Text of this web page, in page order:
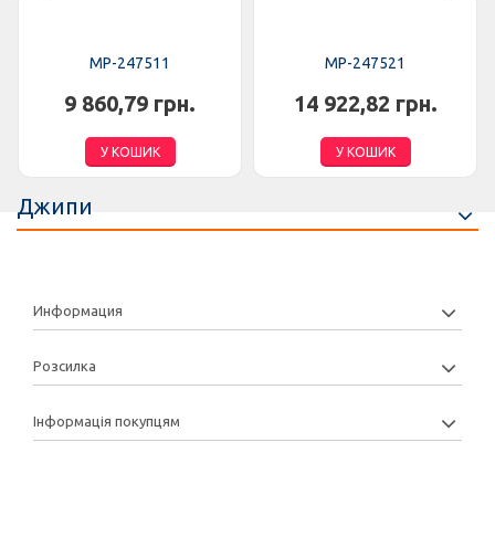
MP-247511
9 860,79 грн.
У КОШИК
MP-247521
14 922,82 грн.
У КОШИК
Джипи
Информация
Розсилка
Інформація покупцям